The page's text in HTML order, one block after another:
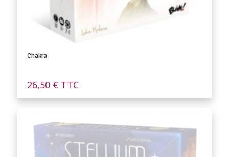
Chakra
26,50 € TTC